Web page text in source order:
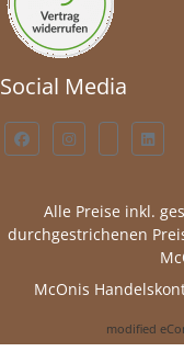
Social Media
Alle Preise inkl.
durchgestrichenen
McOnis
modified